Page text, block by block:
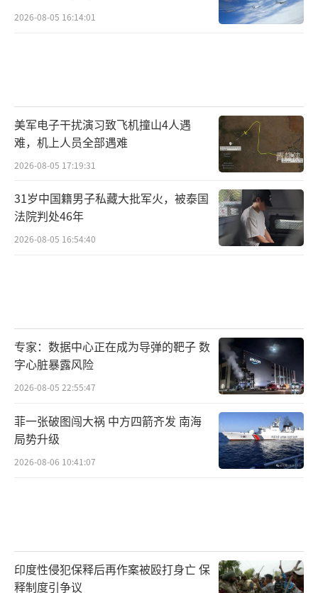
择退隐乡村，过上了相对平静的生活。
挑战。国内党派斗争、财阀压力以及国际上的
朝鲜核威胁和中美博弈，都使他的政治命运充
满不确定性。目前，尹锡悦的支持率持续低
迷，批评声不断，未来是否能摆脱青瓦台魔咒
仍是未知数。
青瓦台是否真的是“魔咒”所在，还是仅
波动等因素，往往使总统们难以有一个平稳的
结局。尹锡悦如果不能有效应对当前的危机，
或许也会成为这一魔咒的最新受害者。
（责任编辑：张蕾 TT0001）
2026-08-05 16:14:01
美军电子干扰演习致飞机撞山4人遇
难，机上人员全部遇难
2026-08-05 17:19:31
31岁中国籍男子私藏大批军火，被泰国
法院判处46年
2026-08-05 16:54:40
专家：数据中心正在成为导弹的靶子 数
字心脏暴露风险
2026-08-05 22:55:47
菲一张破图闯大祸 中方四箭齐发 南海
局势升级
2026-08-06 10:41:07
印度性侵犯保释后再作案被殴打身亡 保
释制度引争议